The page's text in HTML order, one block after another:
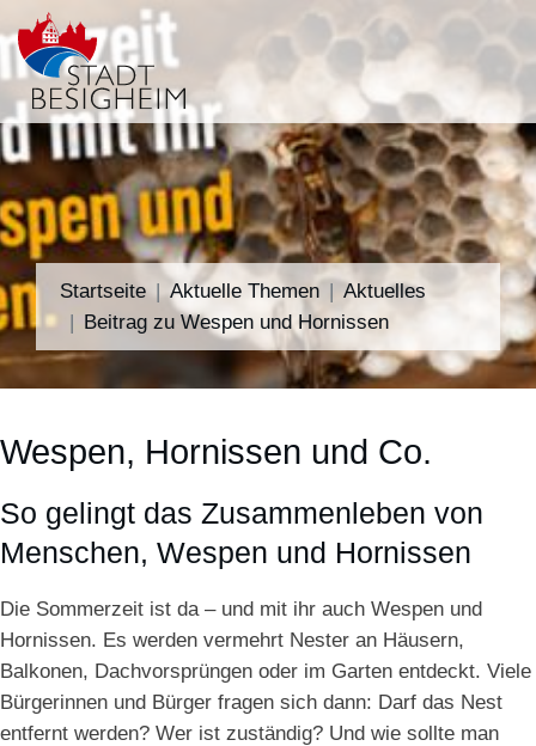
Startseite Aktuelle Themen
Aktuelles
Beitrag zu Wespen und Hornissen
Wespen, Hornissen und Co.
So gelingt das Zusammenleben von
Menschen, Wespen und Hornissen
Die Sommerzeit ist da – und mit ihr auch Wespen und
Hornissen. Es werden vermehrt Nester an Häusern,
Balkonen, Dachvorsprüngen oder im Garten entdeckt. Viele
Bürgerinnen und Bürger fragen sich dann: Darf das Nest
entfernt werden? Wer ist zuständig? Und wie sollte man